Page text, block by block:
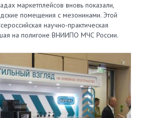
маркетплейсов вновь показали,
помещения с мезонинами. Этой
научно-практическая
на полигоне ВНИИПО МЧС России.